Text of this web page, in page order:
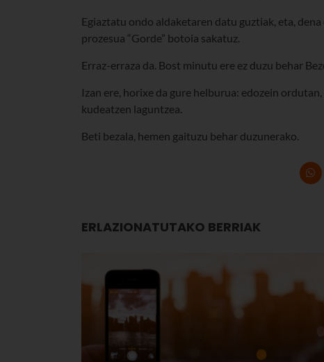
Egiaztatu ondo aldaketaren datu guztiak, eta,
prozesua “Gorde” botoia sakatuz.
Erraz-erraza da. Bost minutu ere ez duzu behar
Izan ere, horixe da gure helburua: edozein
kudeatzen laguntzea.
Beti bezala, hemen gaituzu behar duzunerako.
ERLAZIONATUTAKO BERRIAK